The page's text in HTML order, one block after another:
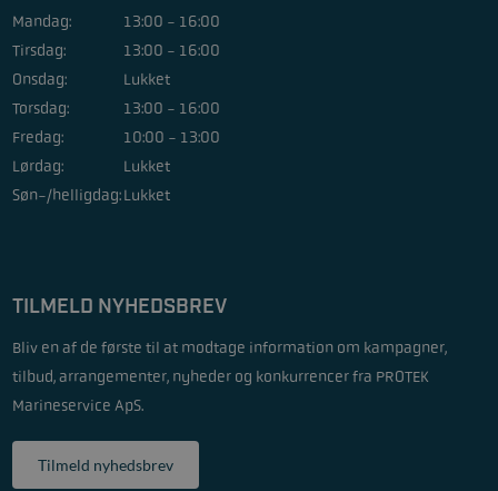
Mandag:
13:00 - 16:00
Tirsdag:
13:00 - 16:00
Onsdag:
Lukket
Torsdag:
13:00 - 16:00
Fredag:
10:00 - 13:00
Lørdag:
Lukket
Søn-/helligdag:Lukket
TILMELD NYHEDSBREV
Bliv en af de første til at modtage information om kampagner,
tilbud, arrangementer, nyheder og konkurrencer fra PROTEK
Marineservice ApS.
Tilmeld nyhedsbrev